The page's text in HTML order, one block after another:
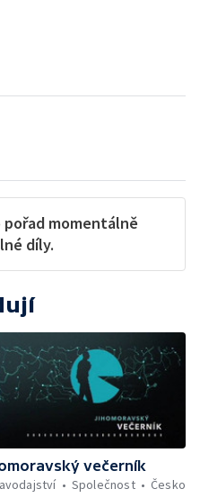
momentálně
díly.
večerník
Společnost Česko